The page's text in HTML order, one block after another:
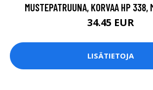
MUSTEPATRUUNA, KORVAA HP 338,
34.45 EUR
LISÄTIETOJA